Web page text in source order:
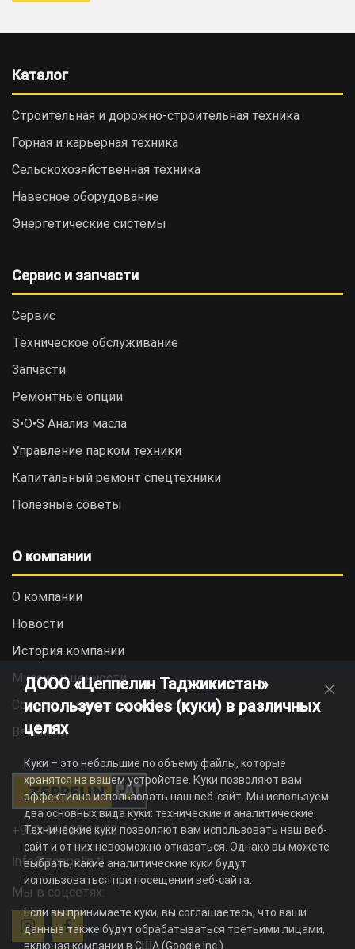
Каталог
Строительная и дорожно-cтроительная техника
Горная и карьерная техника
Сельскохозяйственная техника
Навесное оборудование
Энергетические системы
Сервис и запчасти
Сервис
Техническое обслуживание
Запчасти
Ремонтные опции
S•O•S Анализ масла
Управление парком техники
Капитальный ремонт спецтехники
Полезные советы
О компании
О компании
Новости
История компании
Миссия и ценности
Социальная ответственность
Вакансии
+992 44 625 11 22
info@zeppelin.tj
Мы в соцсетях:
ДООО «Цеппелин Таджикистан»
использует cookies (куки) в различных
целях
Куки – это небольшие по объему файлы, которые
хранятся на вашем устройстве. Куки позволяют вам
эффективно использовать наш веб-сайт. Мы используем
два основных вида куки: технические и аналитические.
Технические куки позволяют вам использовать наш веб-
сайт и от них невозможно отказаться. Однако вы можете
выбрать, какие аналитические куки будут
использоваться при посещении веб-сайта.
Если вы принимаете куки, вы соглашаетесь, что ваши
данные также будут обрабатываться третьими лицами,
включая компании в США (Google Inc.).